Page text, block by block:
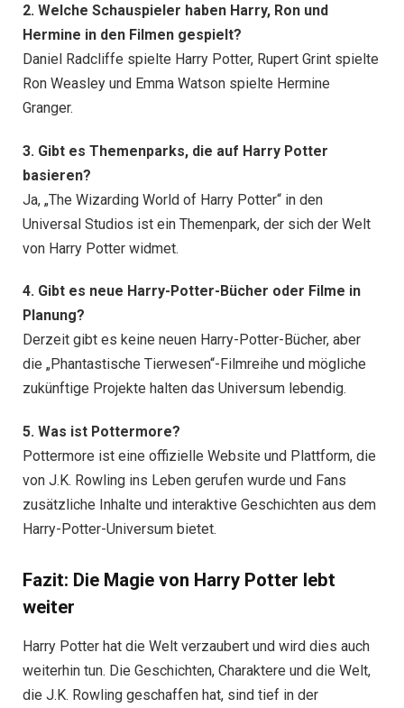
2. Welche Schauspieler haben Harry, Ron und
Hermine in den Filmen gespielt?
Daniel Radcliffe spielte Harry Potter, Rupert Grint spielte
Ron Weasley und Emma Watson spielte Hermine
Granger.
3. Gibt es Themenparks, die auf Harry Potter
basieren?
Ja, „The Wizarding World of Harry Potter“ in den
Universal Studios ist ein Themenpark, der sich der Welt
von Harry Potter widmet.
4. Gibt es neue Harry-Potter-Bücher oder Filme in
Planung?
Derzeit gibt es keine neuen Harry-Potter-Bücher, aber
die „Phantastische Tierwesen“-Filmreihe und mögliche
zukünftige Projekte halten das Universum lebendig.
5. Was ist Pottermore?
Pottermore ist eine offizielle Website und Plattform, die
von J.K. Rowling ins Leben gerufen wurde und Fans
zusätzliche Inhalte und interaktive Geschichten aus dem
Harry-Potter-Universum bietet.
Fazit: Die Magie von Harry Potter lebt
weiter
Harry Potter hat die Welt verzaubert und wird dies auch
weiterhin tun. Die Geschichten, Charaktere und die Welt,
die J.K. Rowling geschaffen hat, sind tief in der